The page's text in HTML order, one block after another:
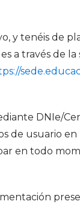
y tenéis de
a través de
DNIe/
usuario en
en todo